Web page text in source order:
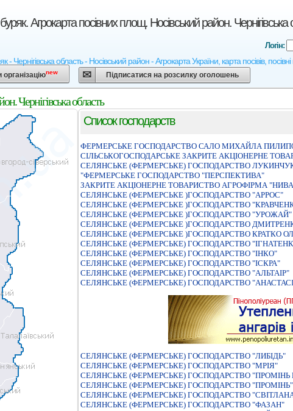
Агрокарта посівних площ. Носівський район. Чернігівська
- Чернігівська область - Носівський район - Агрокарта України, карта посівів,
Логін:
new Підписатися на розсилку оголошень
Чернігівська область
Список господарств
ФЕРМЕРСЬКЕ ГОСПОДАРСТВО САЛО МИХАЙЛА
СIЛЬСЬКОГОСПОДАРСЬКЕ ЗАКРИТЕ АКЦIОНЕРНЕ
СЕЛЯНСЬКЕ (ФЕРМЕРСЬКЕ) ГОСПОДАРСТВО
"ФЕРМЕРСЬКЕ ГОСПОДАРСТВО "ПЕРСПЕКТИВА"
ЗАКРИТЕ АКЦIОНЕРНЕ ТОВАРИСТВО АГРОФIРМА
СЕЛЯНСЬКЕ (ФЕРМЕРСЬКЕ )ГОСПОДАРСТВО "АРРОС"
СЕЛЯНСЬКЕ (ФЕРМЕРСЬКЕ )ГОСПОДАРСТВО
СЕЛЯНСЬКЕ (ФЕРМЕРСЬКЕ )ГОСПОДАРСТВО "УРОЖАЙ"
СЕЛЯНСЬКЕ (ФЕРМЕРСЬКЕ )ГОСПОДАРСТВО
СЕЛЯНСЬКЕ (ФЕРМЕРСЬКЕ )ГОСПОДАРСТВО КРАТКО
СЕЛЯНСЬКЕ (ФЕРМЕРСЬКЕ) ГОСПОДАРСТВО
СЕЛЯНСЬКЕ (ФЕРМЕРСЬКЕ) ГОСПОДАРСТВО "IНКО"
СЕЛЯНСЬКЕ (ФЕРМЕРСЬКЕ) ГОСПОДАРСТВО "ІСКРА"
СЕЛЯНСЬКЕ (ФЕРМЕРСЬКЕ) ГОСПОДАРСТВО "АЛЬТАIР"
СЕЛЯНСЬКЕ (ФЕРМЕРСЬКЕ) ГОСПОДАРСТВО
СЕЛЯНСЬКЕ (ФЕРМЕРСЬКЕ) ГОСПОДАРСТВО "ЛИБIДЬ"
СЕЛЯНСЬКЕ (ФЕРМЕРСЬКЕ) ГОСПОДАРСТВО "МРIЯ"
СЕЛЯНСЬКЕ (ФЕРМЕРСЬКЕ) ГОСПОДАРСТВО "ПРОМIНЬ
СЕЛЯНСЬКЕ (ФЕРМЕРСЬКЕ) ГОСПОДАРСТВО "ПРОМIНЬ"
СЕЛЯНСЬКЕ (ФЕРМЕРСЬКЕ) ГОСПОДАРСТВО
СЕЛЯНСЬКЕ (ФЕРМЕРСЬКЕ) ГОСПОДАРСТВО "ФАЗАН"